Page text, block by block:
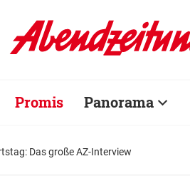
Promis Panorama
Das große AZ-Interview